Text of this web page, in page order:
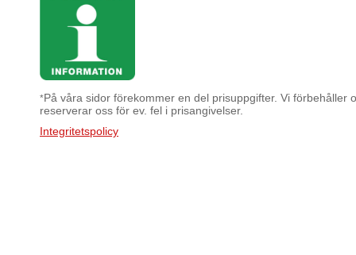
*På våra sidor förekommer en del prisuppgifter. Vi förbehåller
reserverar oss för ev. fel i prisangivelser.
Integritetspolicy